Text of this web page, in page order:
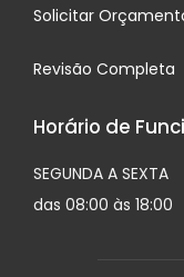
Solicitar
Revisão Completa
Horário de
SEGUNDA A SEXTA
das 08:00 às 18:00